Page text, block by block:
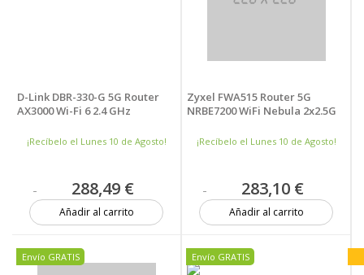
D-Link DBR-330-G 5G Router
AX3000 Wi-Fi 6 2.4 GHz
¡Recíbelo el Lunes 10 de Agosto!
288,49 €
Añadir al carrito
Zyxel FWA515 Router 5G
NRBE7200 WiFi Nebula 2x2.5G
¡Recíbelo el Lunes 10 de Agosto!
283,10 €
Añadir al carrito
Envío GRATIS Envío GRATIS